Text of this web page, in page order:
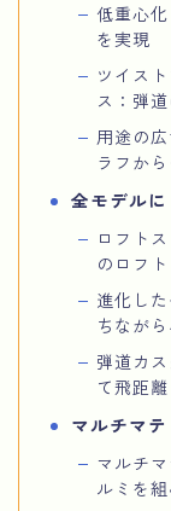
低重心
を実現
ツイス
ス：弾
用途の
ラフか
全モデル
ロフト
のロフ
進化し
ちなが
弾道カ
て飛距
マルチマ
マルチ
ルミを